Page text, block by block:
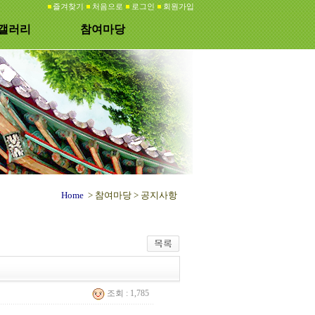
즐겨찾기 처음으로 로그인 회원가입
러리 참여마당
Home > 참여마당 > 공지사항
조회 : 1,785